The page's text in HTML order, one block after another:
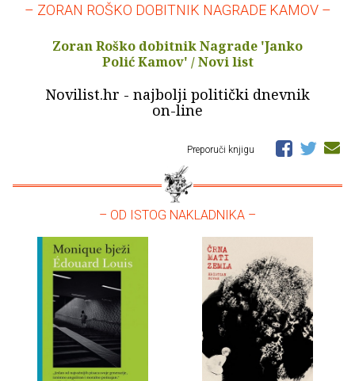
– ZORAN ROŠKO DOBITNIK NAGRADE KAMOV –
Zoran Roško dobitnik Nagrade 'Janko
Polić Kamov' / Novi list
Novilist.hr - najbolji politički dnevnik
on-line
Preporuči knjigu
– OD ISTOG NAKLADNIKA –